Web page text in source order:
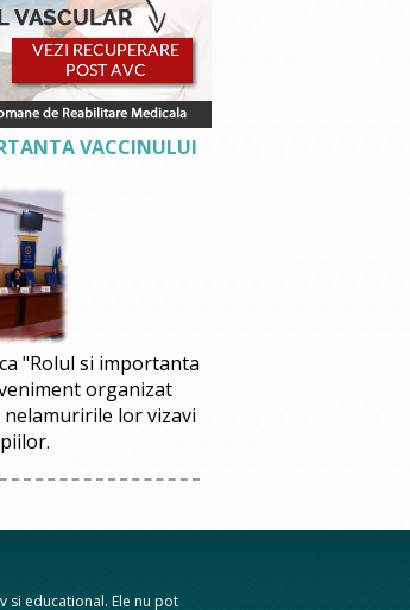
VACCINULUI
"Rolul si importanta
organizat
lor vizavi
si educational. Ele nu pot